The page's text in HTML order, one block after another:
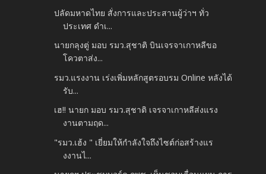
ปลัดมหาดไทย สั่งการและประสานผู้ว่าฯ ทั่ว
ประเทศ ดำเ...
นายกลุงตู่ มอบ รมว.สุชาติ บินเจรจาเกาหลีขอ
โควตาส่ง...
รมว.แรงงาน เร่งเพิ่มหลักสูตรอบรม Online หลังได้
รับ...
เฮ!! นายก มอบ รมว.สุชาติ เจรจาเกาหลีส่งแรง
งานตามฤด...
"รมว.เฮ้ง " เยี่ยมให้กำลังใจถึงไซต์ก่อสร้างแร
งงานไ...